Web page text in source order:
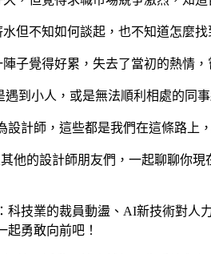
但不知如何談起，也不知道怎麼
子覺得好累，失去了當初的熱情
遇到小人，或是無法順利相處的同
設計師，這些都是我們在這條路上
他的設計師朋友們，一起聊聊你
科技業的裁員動盪、AI新技術對
起勇敢向前吧！